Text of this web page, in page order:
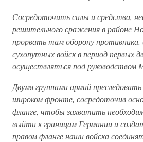
Сосредоточить силы и средства,
решительного сражения в районе
прорвать там оборону противника.
сухопутных войск в период первых
осуществляться под руководством
Двумя группами армий
широком фронте, сосредоточив
фланге, чтобы захватить
выйти к границам Германии и
правом фланге наши войска